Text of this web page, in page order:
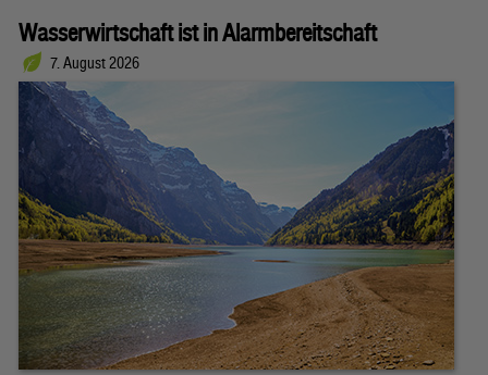
Wasserwirtschaft ist in Alarmbereitschaft
7. August 2026